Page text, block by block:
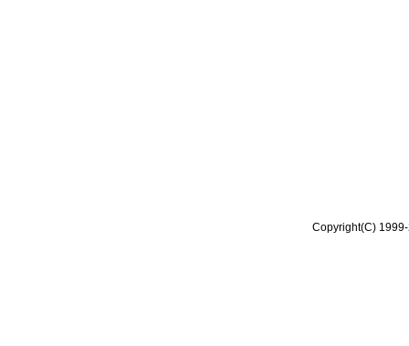
Copyright(C)